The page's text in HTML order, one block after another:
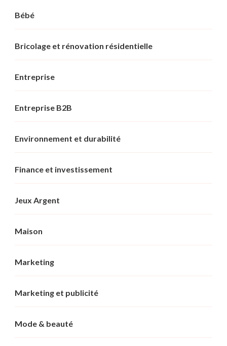
Bébé
Bricolage et rénovation résidentielle
Entreprise
Entreprise B2B
Environnement et durabilité
Finance et investissement
Jeux Argent
Maison
Marketing
Marketing et publicité
Mode & beauté